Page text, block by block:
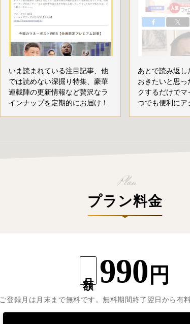
いま読まれている注目記事、他
では読めない深掘り特集、豪華
連載陣の更新情報など贅沢なラ
インナップを定期的にお届け！
あとで読み返し
おきたいと思っ
クするだけでマ
つでも便利にア
プラン料金
990 円
登録月は月末まで無料です。無料期間終了翌日から有